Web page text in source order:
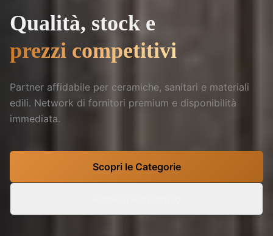
Qualità, stock e
prezzi competitivi
Partner affidabile per ceramiche, sanitari e materiali
edili. Network di fornitori premium e disponibilità
immediata.
Scopri le Categorie